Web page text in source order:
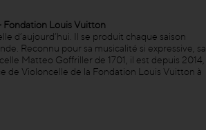
Fondation Louis Vuitton
d’aujourd’hui. Il se produit chaque saison
Reconnu pour sa musicalité si expressive, sa
Matteo Goffriller de 1701, il est depuis 2014,
de Violoncelle de la Fondation Louis Vuitton à